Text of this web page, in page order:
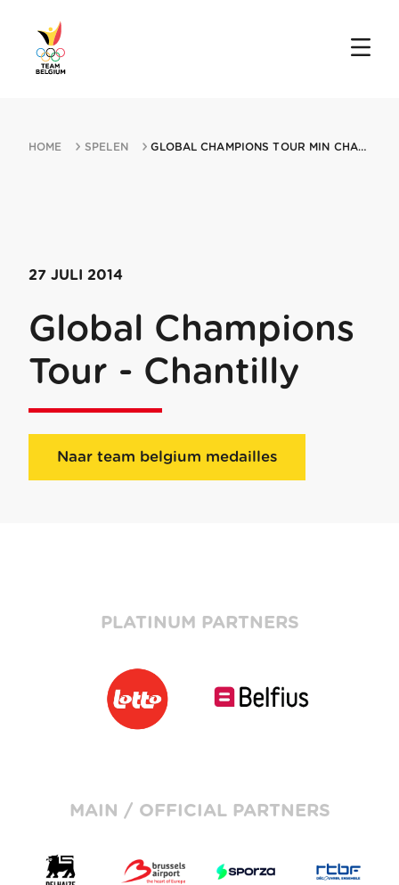
HOME SPELEN GLOBAL CHAMPIONS TOUR MIN CHANTILLY 27072014 CHANTILLY
27 JULI 2014
Global Champions
Tour - Chantilly
Naar team belgium medailles
PLATINUM PARTNERS
MAIN / OFFICIAL PARTNERS